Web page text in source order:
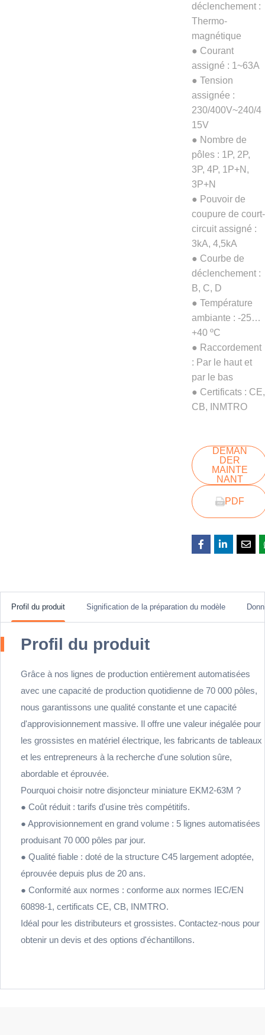
déclenchement :
Thermo-
magnétique
● Courant
assigné : 1~63A
● Tension
assignée :
230/400V~240/4
15V
● Nombre de
pôles : 1P, 2P,
3P, 4P, 1P+N,
3P+N
● Pouvoir de
coupure de court-
circuit assigné :
3kA, 4,5kA
● Courbe de
déclenchement :
B, C, D
● Température
ambiante : -25…
+40 ºC
● Raccordement
: Par le haut et
par le bas
● Certificats : CE,
CB, INMTRO
DEMAN
DER
MAINTE
NANT
PDF
Profil du produit Signification de la préparation du modèle
Profil du produit
Grâce à nos lignes de production entièrement automatisées
avec une capacité de production quotidienne de 70 000 pôles,
nous garantissons une qualité constante et une capacité
d'approvisionnement massive. Il offre une valeur inégalée pour
les grossistes en matériel électrique, les fabricants de tableaux
et les entrepreneurs à la recherche d'une solution sûre,
abordable et éprouvée.
Pourquoi choisir notre disjoncteur miniature EKM2-63M ?
● Coût réduit : tarifs d'usine très compétitifs.
● Approvisionnement en grand volume : 5 lignes automatisées
produisant 70 000 pôles par jour.
● Qualité fiable : doté de la structure C45 largement adoptée,
éprouvée depuis plus de 20 ans.
● Conformité aux normes : conforme aux normes IEC/EN
60898-1, certificats CE, CB, INMTRO.
Idéal pour les distributeurs et grossistes. Contactez-nous pour
obtenir un devis et des options d'échantillons.